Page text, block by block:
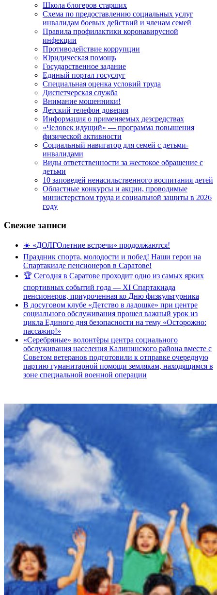
Школа блогеров старших
Схема по предоставлению социальных услуг
инвалидам боевых действий и членам семей
Правила профилактики коронавирусной
инфекции
Противодействие коррупции
Юридическая помощь
Государственное задание
Единый портал госуслуг
Специальная оценка условий труда
Диспетчерская служба
Внимание мошенники!
Детский телефон доверия
Информация о применяемых дезсредствах
«Человек идущий» — программа повышения
физической активности
Социальный навигатор для семей с детьми-
инвалидами
Виды ответственности за жестокое обращение с
детьми
10 заповедей ненасильственного воспитания детей
Областные конкурсы и акции, проводимые
министерством труда и социальной защиты в 2026
году
Свежие записи
☀️ «ДОЛГОлетние встречи» продолжаются!
Праздник спорта, молодости и побед! Наши герои на
Спартакиаде пенсионеров в Саратове!
🏆 Сегодня в Саратове проходит одно из самых ярких
спортивных событий года — XI Спартакиада
пенсионеров, приуроченная ко Дню физкультурника
В досуговом клубе «Детство в ладошке» при центре
социального обслуживания прошел важный урок из
цикла Единого дня безопасности на тему «Осторожно:
пассажир!»
«Серебряные» волонтёры центра социального
обслуживания населения Калининского района вместе с
Советом ветеранов подготовили к отправке очередную
партию гуманитарной помощи землякам, находящимся в
зоне специальной военной операции